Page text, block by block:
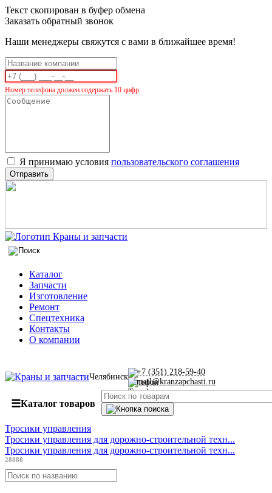
Текст скопирован в буфер обмена
Заказать обратный звонок
Наши менеджеры свяжутся с вами в ближайшее время!
Номер телефона должен содержать 10 цифр.
Я принимаю условия пользовательского соглашения
Отправить
Каталог
Запчасти
Изготовление
Ремонт
Спецтехника
Контакты
О компании
Челябинск
+7 (351) 218-59-40
mail@kranzapchasti.ru
☰Каталог товаров
Тросики управления
Тросики управления для дорожно-строительной техн...
Тросики управления для дорожно-строительной техн...
28880